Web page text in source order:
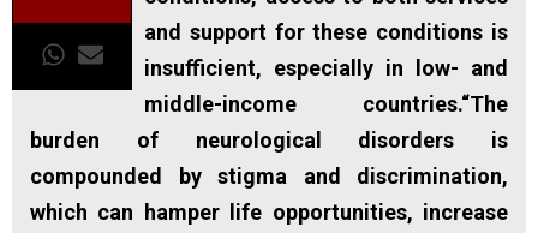
and support for these conditions is
insufficient, especially in low- and
middle-income countries.“The
burden of neurological disorders is
compounded by stigma and discrimination,
which can hamper life opportunities, increase